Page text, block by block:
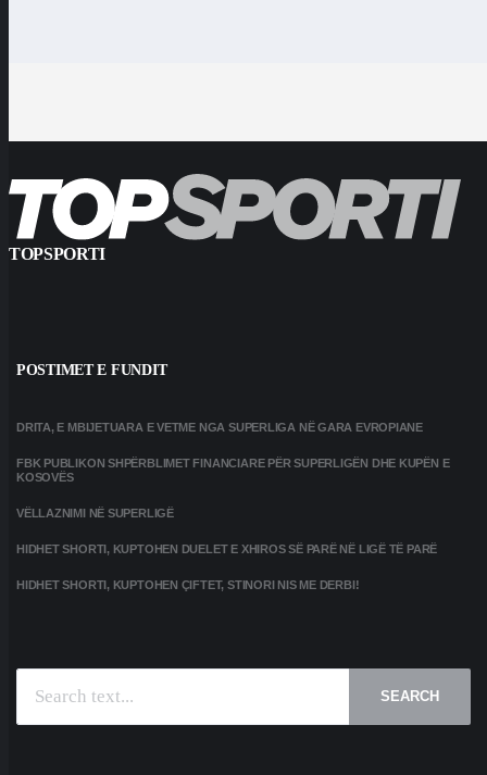
TOPSPORTI
POSTIMET E FUNDIT
DRITA, E MBIJETUARA E VETME NGA SUPERLIGA NË GARA EVROPIANE
FBK PUBLIKON SHPËRBLIMET FINANCIARE PËR SUPERLIGËN DHE KUPËN E
KOSOVËS
VËLLAZNIMI NË SUPERLIGË
HIDHET SHORTI, KUPTOHEN DUELET E XHIROS SË PARË NË LIGË TË PARË
HIDHET SHORTI, KUPTOHEN ÇIFTET, STINORI NIS ME DERBI!
SEARCH